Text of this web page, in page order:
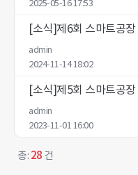
2025-05-16 17:53
admin
2024-11-14 18:02
admin
2023-11-01 16:00
총: 28 건